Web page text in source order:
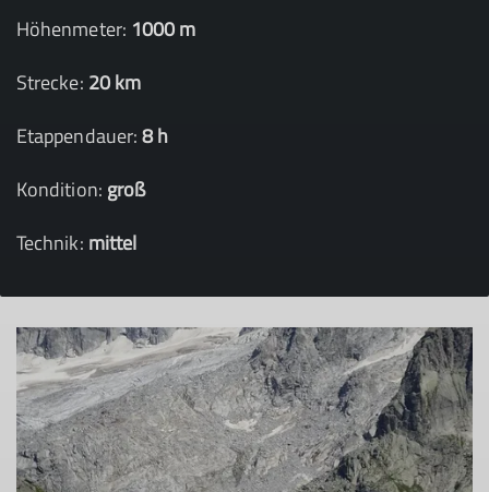
Höhenmeter: 1000 m
Strecke: 20 km
Etappendauer:8 h
Kondition: groß
Technik: mittel